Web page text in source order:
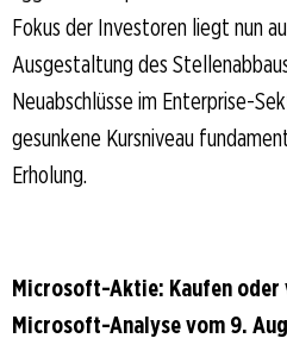
Fokus der Investoren liegt nun
Ausgestaltung des
Neuabschlüsse im Enterprise-
gesunkene Kursniveau
Erholung.
Microsoft-Aktie: Kaufen oder
Microsoft-Analyse vom 9.